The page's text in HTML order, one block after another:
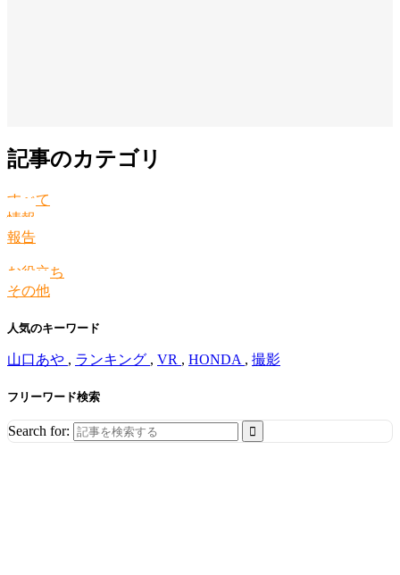
記事のカテゴリ
すべて
情報
報告
お役立ち
その他
人気のキーワード
山口あや , ランキング , VR , HONDA , 撮影
フリーワード検索
Search for: